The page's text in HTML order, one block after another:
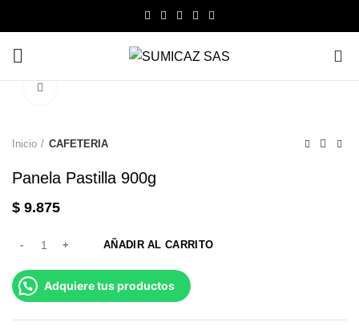
Inicio CAFETERIA
Panela Pastilla 900g
$ 9.875
AÑADIR AL CARRITO
Adquiere tus productos